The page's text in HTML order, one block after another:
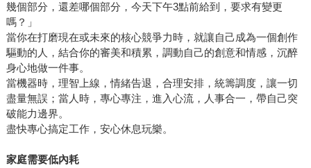
幾個部分，還差哪個部分，今天下午3點前給到，要求有變更
嗎？」
當你在打磨現在或未來的核心競爭力時，就讓自己成為一個創作
驅動的人，結合你的審美和積累，調動自己的創意和情感，沉醉
身心地做一件事。
當機器時，理智上線，情緒告退，合理安排，統籌調度，讓一切
盡量無誤；當人時，專心專注，進入心流，人事合一，帶自己突
破能力邊界。
盡快專心搞定工作，安心休息玩樂。
家庭需要低內耗